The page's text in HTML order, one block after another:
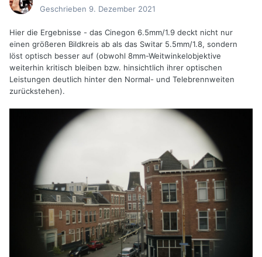
Geschrieben 9. Dezember 2021
Hier die Ergebnisse - das Cinegon 6.5mm/1.9 deckt nicht nur
einen größeren Bildkreis ab als das Switar 5.5mm/1.8, sondern
löst optisch besser auf (obwohl 8mm-Weitwinkelobjektive
weiterhin kritisch bleiben bzw. hinsichtlich ihrer optischen
Leistungen deutlich hinter den Normal- und Telebrennweiten
zurückstehen).